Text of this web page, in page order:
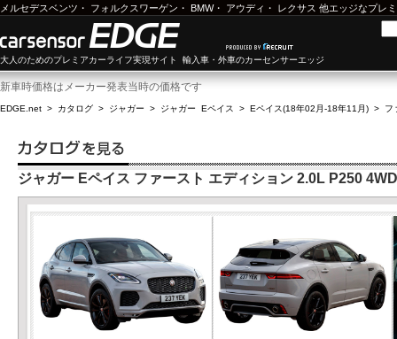
メルセデスベンツ ・ フォルクスワーゲン ・ BMW・ アウディ ・ レクサス 他エッジなプレ
大人のためのプレミアカーライフ実現サイト 輸入車・外車のカーセンサーエッジ
新車時価格はメーカー発表当時の価格です
EDGE.net > カタログ > ジャガー > ジャガー Eペイス > Eペイス(18年02月-18年11月) > フ
ジャガー Eペイス ファースト エディション 2.0L P250 4WD